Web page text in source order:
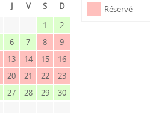
Réservé
J V S
D
1
2
6 7 8
9
13 14 15
16
20 21 22
23
27 28 29
30